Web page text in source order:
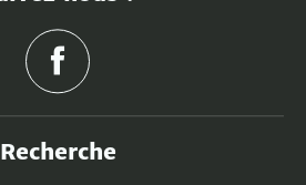
Recherche